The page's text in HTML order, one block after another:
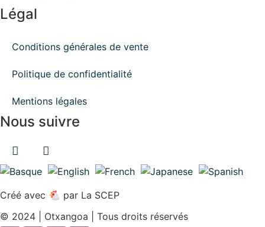
Légal
Conditions générales de vente
Politique de confidentialité
Mentions légales
Nous suivre
FacebookInstagram
Créé avec 🐔 par La SCEP
© 2024 | Otxangoa | Tous droits réservés